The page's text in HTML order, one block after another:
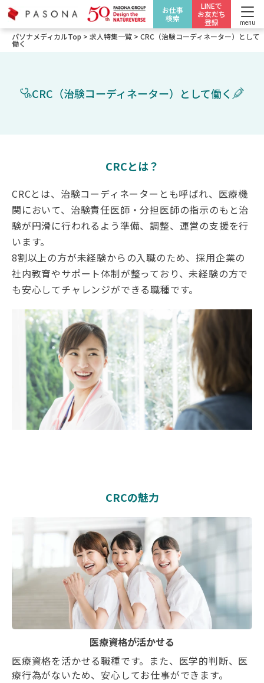
お仕事
検索
LINEで
お友だち
登録
menu
パソナメディカルTop > 求人特集一覧 > CRC（治験コーディネーター）として
働く
CRC（治験コーディネーター）として働く
CRCとは？
CRCとは、治験コーディネーターとも呼ばれ、医療機
関において、治験責任医師・分担医師の指示のもと治
験が円滑に行われるよう準備、調整、運営の支援を行
います。
8割以上の方が未経験からの入職のため、採用企業の
社内教育やサポート体制が整っており、未経験の方で
も安心してチャレンジができる職種です。
CRCの魅力
医療資格が活かせる
医療資格を活かせる職種です。また、医学的判断、医
療行為がないため、安心してお仕事ができます。